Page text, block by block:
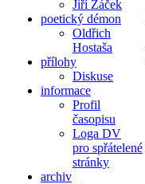
Jiří Žáček
poetický démon
Oldřich
Hostaša
přílohy
Diskuse
informace
Profil
časopisu
Loga DV
pro spřátelené
stránky
archiv